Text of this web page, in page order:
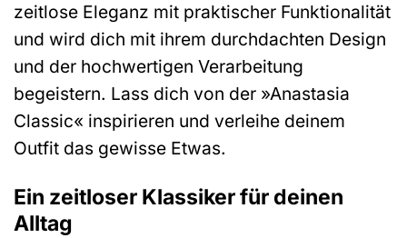
zeitlose Eleganz mit praktischer Funktionalität
und wird dich mit ihrem durchdachten Design
und der hochwertigen Verarbeitung
begeistern. Lass dich von der »Anastasia
Classic« inspirieren und verleihe deinem
Outfit das gewisse Etwas.
Ein zeitloser Klassiker für deinen
Alltag